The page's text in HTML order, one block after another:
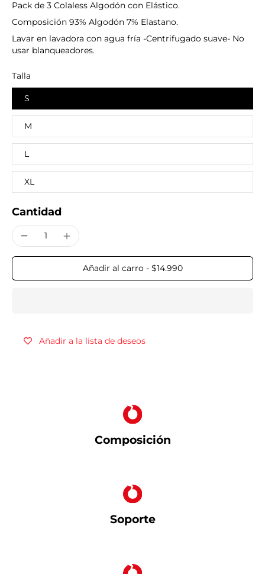
Pack de 3 Colaless Algodón con Elástico.
Composición 93% Algodón 7% Elastano.
Lavar en lavadora con agua fría -Centrifugado suave- No
usar blanqueadores.
Talla
S
M
L
XL
Cantidad
Añadir al carro - $14.990
Añadir a la lista de deseos
Composición
Soporte